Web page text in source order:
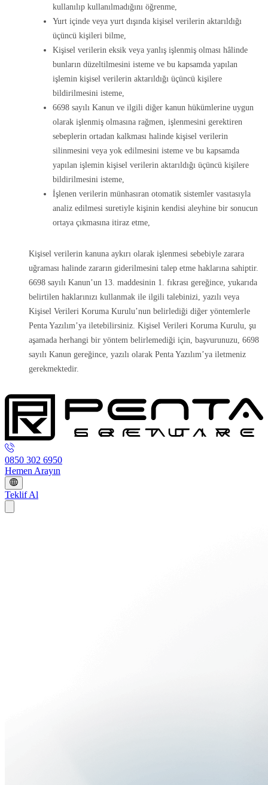
kullanılıp kullanılmadığını öğrenme,
Yurt içinde veya yurt dışında kişisel verilerin aktarıldığı
üçüncü kişileri bilme,
Kişisel verilerin eksik veya yanlış işlenmiş olması hâlinde
bunların düzeltilmesini isteme ve bu kapsamda yapılan
işlemin kişisel verilerin aktarıldığı üçüncü kişilere
bildirilmesini isteme,
6698 sayılı Kanun ve ilgili diğer kanun hükümlerine uygun
olarak işlenmiş olmasına rağmen, işlenmesini gerektiren
sebeplerin ortadan kalkması halinde kişisel verilerin
silinmesini veya yok edilmesini isteme ve bu kapsamda
yapılan işlemin kişisel verilerin aktarıldığı üçüncü kişilere
bildirilmesini isteme,
İşlenen verilerin münhasıran otomatik sistemler vasıtasıyla
analiz edilmesi suretiyle kişinin kendisi aleyhine bir sonucun
ortaya çıkmasına itiraz etme,
Kişisel verilerin kanuna aykırı olarak işlenmesi sebebiyle zarara
uğraması halinde zararın giderilmesini talep etme haklarına sahiptir.
6698 sayılı Kanun’un 13. maddesinin 1. fıkrası gereğince, yukarıda
belirtilen haklarınızı kullanmak ile ilgili talebinizi, yazılı veya
Kişisel Verileri Koruma Kurulu’nun belirlediği diğer yöntemlerle
Penta Yazılım’ya iletebilirsiniz. Kişisel Verileri Koruma Kurulu, şu
aşamada herhangi bir yöntem belirlemediği için, başvurunuzu, 6698
sayılı Kanun gereğince, yazılı olarak Penta Yazılım’ya iletmeniz
gerekmektedir.
0850 302 6950
Hemen Arayın
Teklif Al